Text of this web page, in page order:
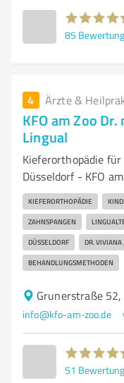
85
4 Ärzte &
KFO am Zoo Dr.
Lingual
Kieferorthopädie
Düsseldorf - KFO
KIEFERORTHOPÄDIE
ZAHNSPANGEN
DÜSSELDORF DR. VIVIANA
BEHANDLUNGSMETHODEN
Grunerstraße
info@kfo-am-zoo.de
51